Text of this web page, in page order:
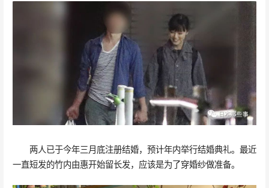
两人已于今年三月底注册结婚，预计年内举行结婚典礼。最近
一直短发的竹内由惠开始留长发，应该是为了穿婚纱做准备。